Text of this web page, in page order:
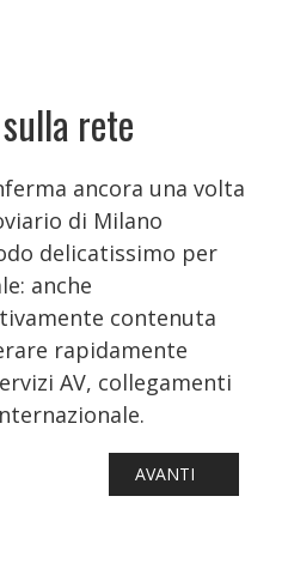
rete
ancora una volta
di Milano
delicatissimo per
anche
contenuta
rapidamente
AV, collegamenti
UDINE, SVOLTA PER IL NODO
ARTICOLO
AVANTI